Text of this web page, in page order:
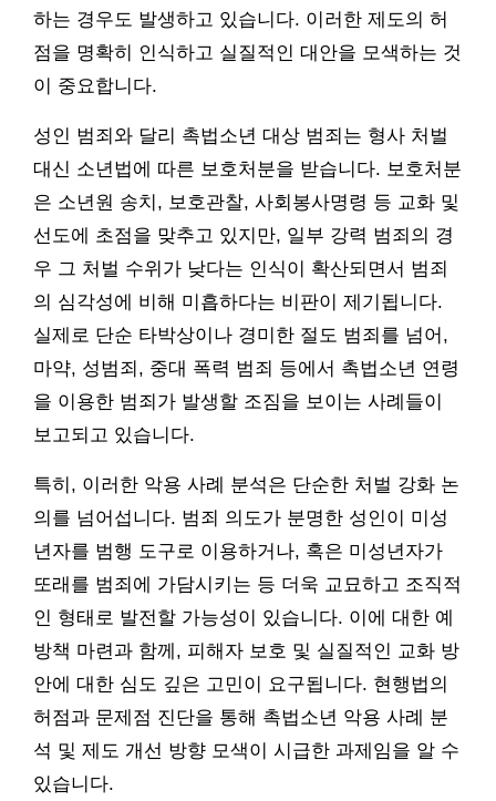
하는 경우도 발생하고 있습니다. 이러한 제도의 허
점을 명확히 인식하고 실질적인 대안을 모색하는 것
이 중요합니다.
성인 범죄와 달리 촉법소년 대상 범죄는 형사 처벌
대신 소년법에 따른 보호처분을 받습니다. 보호처분
은 소년원 송치, 보호관찰, 사회봉사명령 등 교화 및
선도에 초점을 맞추고 있지만, 일부 강력 범죄의 경
우 그 처벌 수위가 낮다는 인식이 확산되면서 범죄
의 심각성에 비해 미흡하다는 비판이 제기됩니다.
실제로 단순 타박상이나 경미한 절도 범죄를 넘어,
마약, 성범죄, 중대 폭력 범죄 등에서 촉법소년 연령
을 이용한 범죄가 발생할 조짐을 보이는 사례들이
보고되고 있습니다.
특히, 이러한 악용 사례 분석은 단순한 처벌 강화 논
의를 넘어섭니다. 범죄 의도가 분명한 성인이 미성
년자를 범행 도구로 이용하거나, 혹은 미성년자가
또래를 범죄에 가담시키는 등 더욱 교묘하고 조직적
인 형태로 발전할 가능성이 있습니다. 이에 대한 예
방책 마련과 함께, 피해자 보호 및 실질적인 교화 방
안에 대한 심도 깊은 고민이 요구됩니다. 현행법의
허점과 문제점 진단을 통해 촉법소년 악용 사례 분
석 및 제도 개선 방향 모색이 시급한 과제임을 알 수
있습니다.